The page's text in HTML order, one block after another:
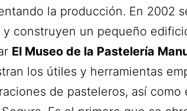
la producción. En 2002
y construyen un pequeño
El Museo de la Pastelería
los útiles y herramientas
de pasteleros, así como